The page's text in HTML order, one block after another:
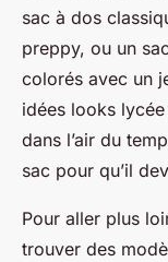
sac à dos
preppy, ou un
colorés avec un
idées looks
dans l’air du
sac pour qu’il
Pour aller plus
trouver des